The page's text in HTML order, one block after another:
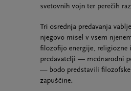
svetovnih vojn ter perečih
Tri osrednja predavanja
njegovo misel v vsem
filozofijo energije, religiozne
predavatelji — mednarodni
— bodo predstavili
zapuščine.